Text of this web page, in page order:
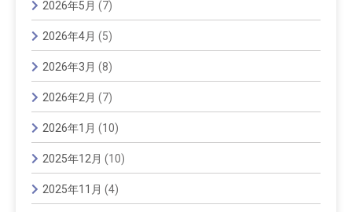
2026年5月 (7)
2026年4月 (5)
2026年3月 (8)
2026年2月 (7)
2026年1月 (10)
2025年12月 (10)
2025年11月 (4)